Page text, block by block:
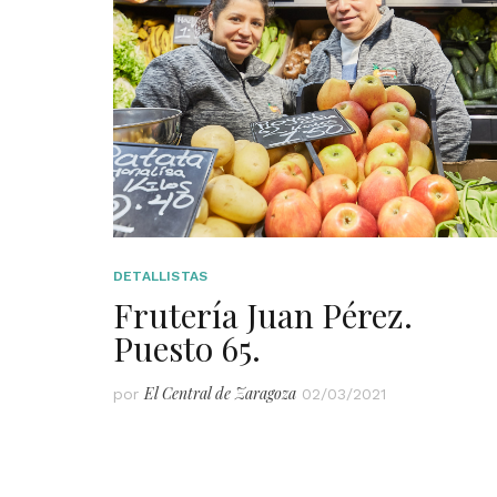
DETALLISTAS
Frutería Juan Pérez.
Puesto 65.
por El Central de Zaragoza 02/03/2021